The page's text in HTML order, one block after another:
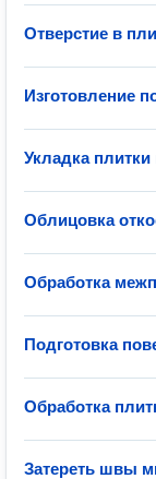
Отверстие в
Изготовление
Укладка
Облицовка
Обработка
Подготовка
Обработка
Затереть швы